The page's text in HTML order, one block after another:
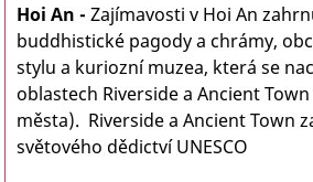
Hoi An - Zajímavosti v Hoi An
buddhistické pagody a chrámy,
stylu a kuriozní muzea, která se
oblastech Riverside a Ancient
města). Riverside a Ancient Town
světového dědictví UNESCO